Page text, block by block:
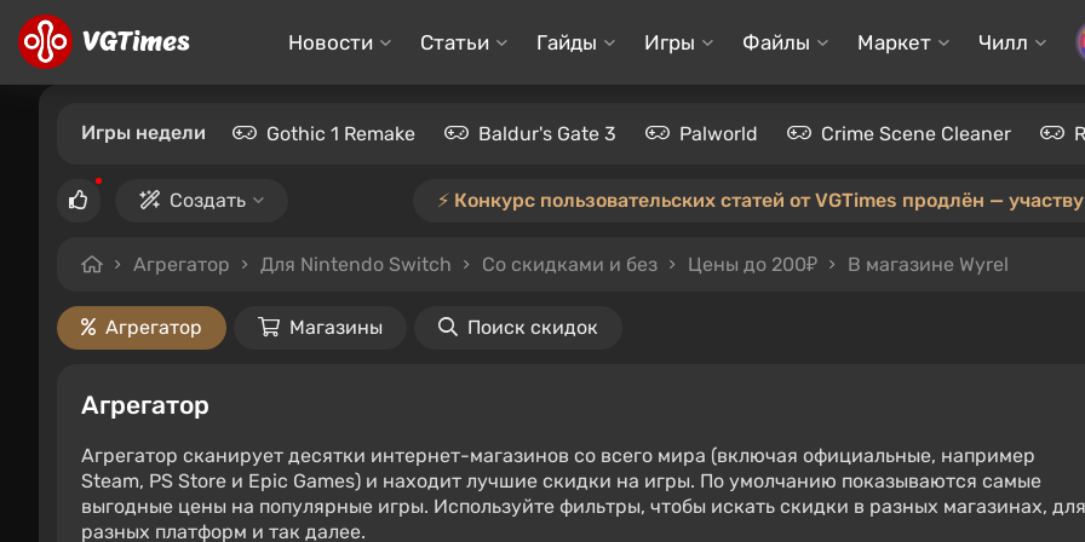
Новости Статьи Гайды Игры Файлы Маркет Чилл
Игры недели Gothic 1 Remake Baldur's Gate 3 Palworld Crime Scene Cleaner
Создать ⚡️ Конкурс пользовательских статей от VGTimes продлён —
Агрегатор Для Nintendo Switch Со скидками и без Цены до 200₽ В магазине Wyrel
Агрегатор Магазины Поиск скидок
Агрегатор
Агрегатор сканирует десятки интернет-магазинов со всего мира (включая официальные, например
Steam, PS Store и Epic Games) и находит лучшие скидки на игры. По умолчанию показываются самые
выгодные цены на популярные игры. Используйте фильтры, чтобы искать скидки в разных магазинах, для
разных платформ и так далее.